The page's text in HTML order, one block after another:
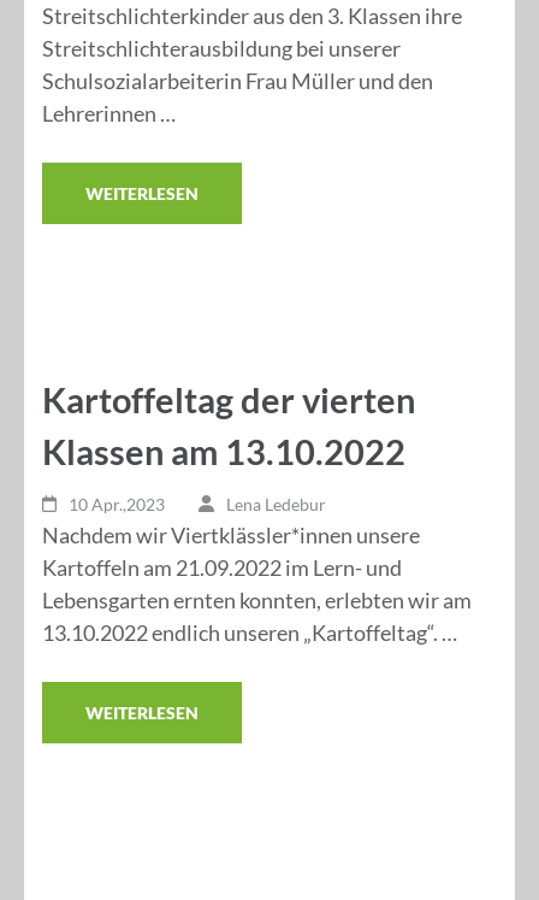
Streitschlichterkinder aus den 3. Klassen ihre
Streitschlichterausbildung bei unserer
Schulsozialarbeiterin Frau Müller und den
Lehrerinnen …
WEITERLESEN
Kartoffeltag der vierten
Klassen am 13.10.2022
10 Apr.,2023 Lena Ledebur
Nachdem wir Viertklässler*innen unsere
Kartoffeln am 21.09.2022 im Lern- und
Lebensgarten ernten konnten, erlebten wir am
13.10.2022 endlich unseren „Kartoffeltag“. …
WEITERLESEN